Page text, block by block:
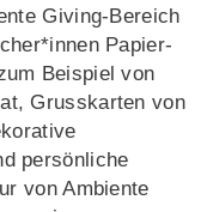
Giving-Bereich
Papier-
Beispiel von
Grusskarten von
persönliche
von Ambiente